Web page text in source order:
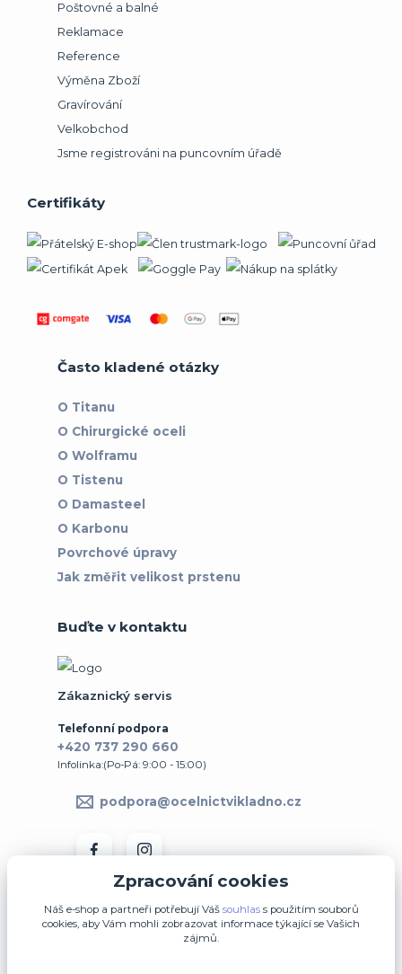
Poštovné a balné
Reklamace
Reference
Výměna Zboží
Gravírování
Velkobchod
Jsme registrováni na puncovním úřadě
Certifikáty
Často kladené otázky
O Titanu
O Chirurgické oceli
O Wolframu
O Tistenu
O Damasteel
O Karbonu
Povrchové úpravy
Jak změřit velikost prstenu
Buďte v kontaktu
Zákaznický servis
Telefonní podpora
+420 737 290 660
Infolinka:(Po-Pá: 9:00 - 15:00)
podpora@ocelnictvikladno.cz
Zpracování cookies
Náš e-shop a partneři potřebují Váš souhlass použitím souborů
cookies, aby Vám mohli zobrazovat informace týkající se Vašich
zájmů.